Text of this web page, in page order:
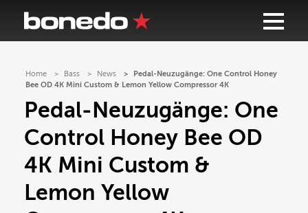
Home Bass News
Pedal-Neuzugänge: One Control Honey
Bee OD 4K Mini Custom & Lemon Yellow Compressor 4K
Pedal-Neuzugänge: One
Control Honey Bee OD
4K Mini Custom &
Lemon Yellow